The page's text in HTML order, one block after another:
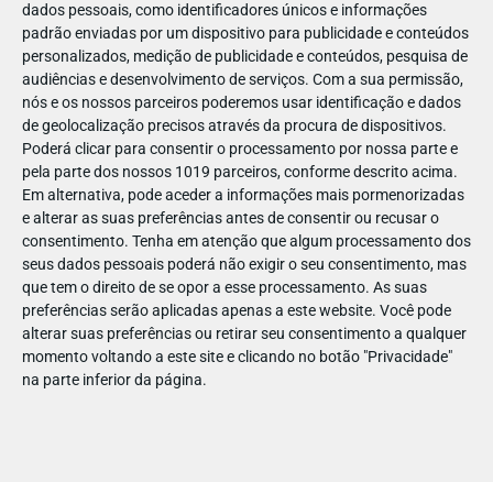
dados pessoais, como identificadores únicos e informações
padrão enviadas por um dispositivo para publicidade e conteúdos
personalizados, medição de publicidade e conteúdos, pesquisa de
audiências e desenvolvimento de serviços. Com a sua permissão,
nós e os nossos parceiros poderemos usar identificação e dados
de geolocalização precisos através da procura de dispositivos.
Poderá clicar para consentir o processamento por nossa parte e
pela parte dos nossos 1019 parceiros, conforme descrito acima.
Em alternativa, pode aceder a informações mais pormenorizadas
e alterar as suas preferências antes de consentir ou recusar o
consentimento. Tenha em atenção que algum processamento dos
seus dados pessoais poderá não exigir o seu consentimento, mas
que tem o direito de se opor a esse processamento. As suas
preferências serão aplicadas apenas a este website. Você pode
alterar suas preferências ou retirar seu consentimento a qualquer
momento voltando a este site e clicando no botão "Privacidade"
na parte inferior da página.
BALLETEATRO DO PORTO
O Balleteatro tem programadas várias atividades para o
ano letivo. Desde as aulas semanais de Ballet, Dança…
DESPORTO